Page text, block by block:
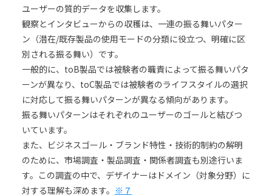
ユーザーの質的データを収集します。
観察とインタビューからの収穫は、一連の振る舞いパター
ン（潜在/既存製品の使用モードの分類に役立つ、明確に区
別される振る舞い）です。
一般的に、toB製品では被験者の職責によって振る舞いパタ
ーンが異なり、toC製品では被験者のライフスタイルの選択
に対応して振る舞いパターンが異なる傾向があります。
振る舞いパターンはそれぞれのユーザーのゴールと結びつ
いています。
また、ビジネスゴール・ブランド特性・技術的制約の解明
のために、市場調査・製品調査・関係者調査も別途行いま
す。この調査の中で、デザイナーはドメイン（対象分野）に
対する理解も深めます。 ※７